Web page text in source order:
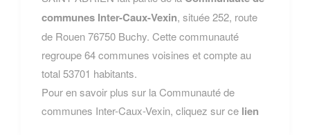
communes Inter-Caux-Vexin, située 252, route
de Rouen 76750 Buchy. Cette communauté
regroupe 64 communes voisines et compte au
total 53701 habitants.
Pour en savoir plus sur la Communauté de
communes Inter-Caux-Vexin, cliquez sur ce lien